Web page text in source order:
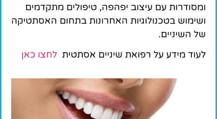
ומסודרות עם עיצוב יפהפה, טיפולים מתקדמים
ושימוש בטכנולוגיות האחרונות בתחום האסתטיקה
של השיניים.
לעוד מידע על רפואת שיניים אסתטית לחצו כאן